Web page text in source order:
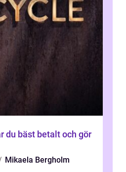
Mikaela Bergholm